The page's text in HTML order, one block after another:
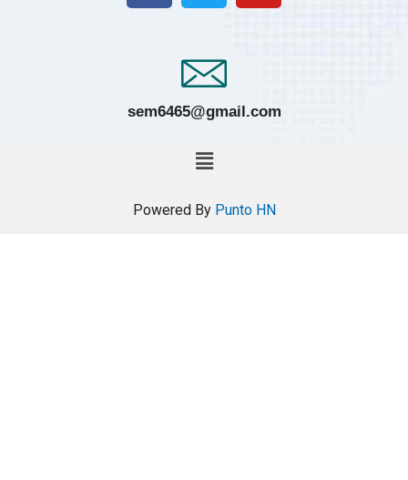
sem6465@gmail.com
Powered By Punto HN